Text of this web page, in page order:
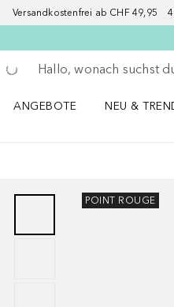
Versandkostenfrei ab CHF 49,95
Gehe zurück
Suche ausführen
ANGEBOTE
NEU &
POINT ROUGE